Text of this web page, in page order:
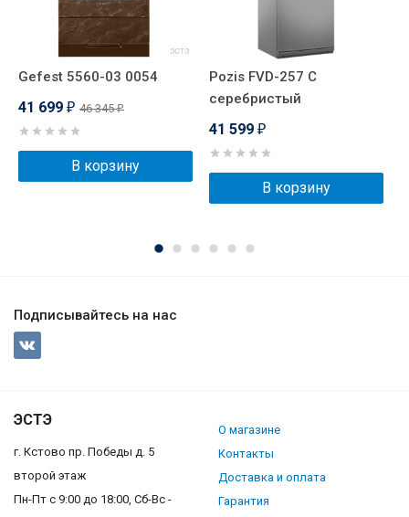
Gefest 5560-03 0054
41 699 ₽ 46 345₽
В корзину
Pozis FVD-257 C
серебристый
41 599 ₽
В корзину
Подписывайтесь на нас
ЭСТЭ
г. Кстово пр. Победы д. 5
второй этаж
Пн-Пт с 9:00 до 18:00, Сб-Вс -
О магазине
Контакты
Доставка и оплата
Гарантия